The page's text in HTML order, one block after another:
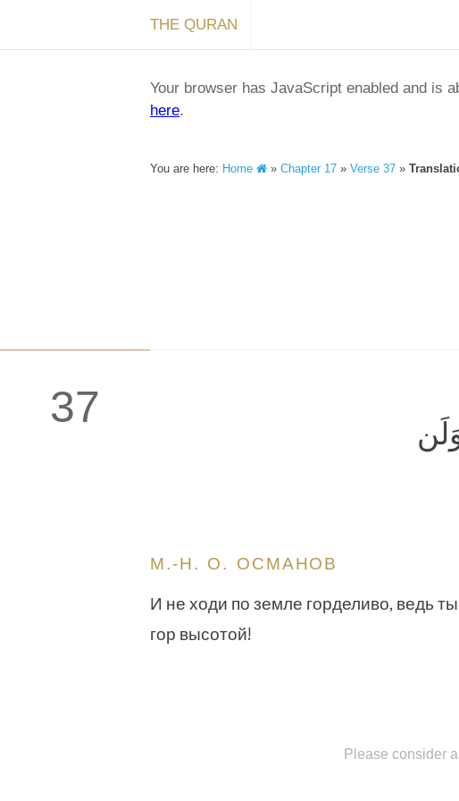
THE QURAN
Your browser has JavaScript enabled and is
here.
You are here: Home » Chapter 17 » Verse 37 »
37
М.-Н. О. ОСМАНОВ
И не ходи по земле горделиво, ведь
гор высотой!
Please consider a